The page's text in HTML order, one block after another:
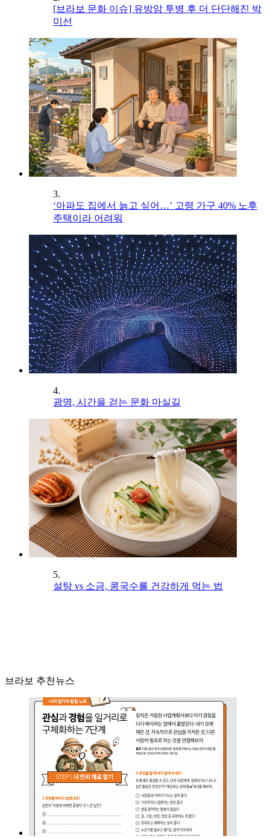
[브라보 문화 이슈] 유방암 투병 후 더 단단해진 박
미선
3.
‘아파도 집에서 늙고 싶어…’ 고령 가구 40% 노후
주택이라 어려워
4.
광명, 시간을 걷는 문화 마실길
5.
설탕 vs 소금, 콩국수를 건강하게 먹는 법
브라보 추천뉴스